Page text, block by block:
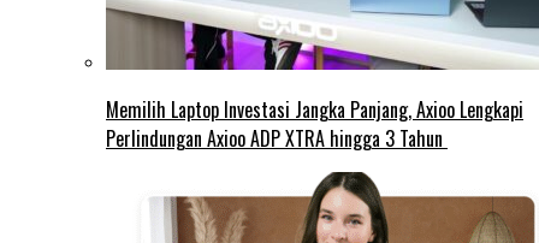
Memilih Laptop Investasi Jangka Panjang, Axioo Lengkapi
Perlindungan Axioo ADP XTRA hingga 3 Tahun